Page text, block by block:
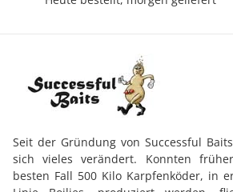
Seit der Gründung von Successful
sich vieles verändert. Konnten
besten Fall 500 Kilo Karpfenköder, in